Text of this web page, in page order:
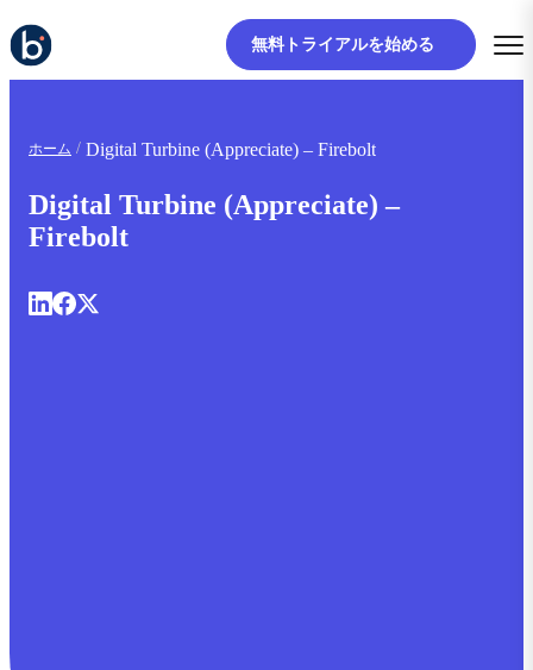
無料トライアルを始める
ホーム Digital Turbine (Appreciate) – Firebolt
Digital Turbine (Appreciate) –
Firebolt